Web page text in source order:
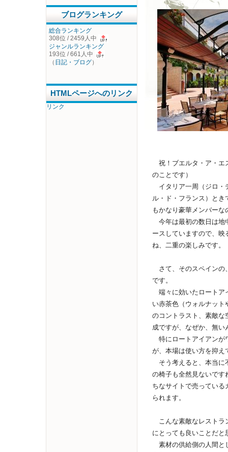
祝！ブエルタ・ア・エ
のことです）
イタリア一周（ジロ・
ル・ド・フランス）と
もかなり豪華メンバー
今年は最初の数日は地
ースしていますので、
ね、二重の楽しみです。
さて、そのスペインの
です。
端々に効いたロートア
い赤茶色（ウォルナッ
のコントラスト、素敵な
成ですが、なぜか、無い
特にロートアイアンが
が、本場は使い方を抑え
そう考えると、本当に
の椅子も全然見ないです
ちなサイトで売ってい
られます。
こんな素敵なレストラ
にとっても良いことだと
素材の供給側の人間と
ブログランキング
総合ランキング
308位 / 2459人中
ジャンルランキング
193位 / 661人中
（ 日記・ブログ）
HTMLページへのリンク
リンク